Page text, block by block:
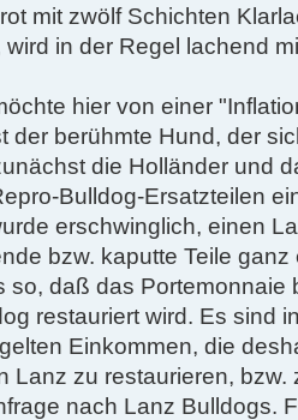
mit zwölf Schichten
wird in der Regel lachend
hier von einer
der berühmte Hund, der
die Holländer und
Bulldog-Ersatzteilen
erschwinglich, einen
bzw. kaputte Teile
so, daß das Portemonnaie
restauriert wird. Es sind
Einkommen, die
Lanz zu restaurieren,
nach Lanz Bulldogs.